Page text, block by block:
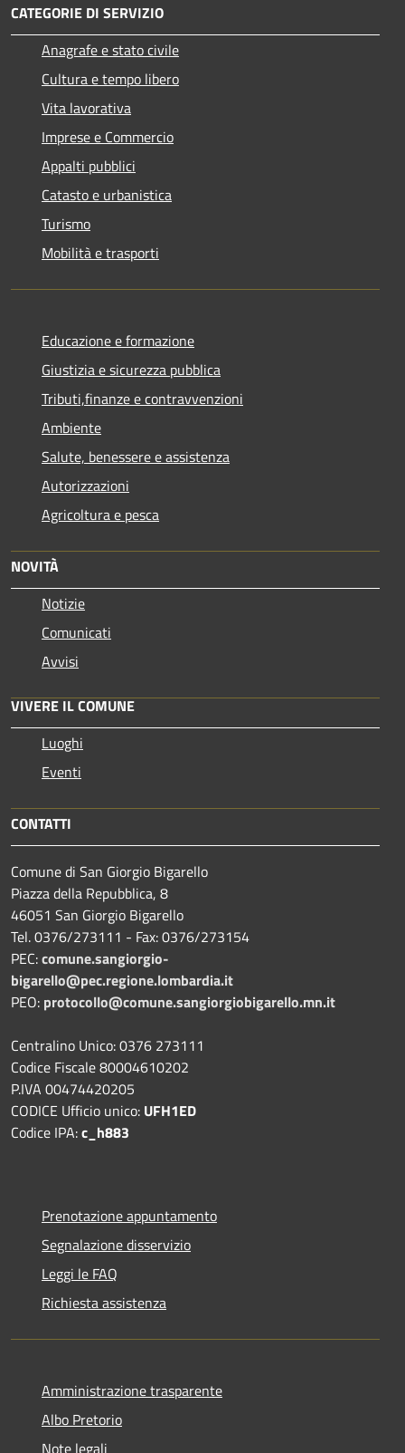
CATEGORIE DI SERVIZIO
Anagrafe e stato civile
Cultura e tempo libero
Vita lavorativa
Imprese e Commercio
Appalti pubblici
Catasto e urbanistica
Turismo
Mobilità e trasporti
Educazione e formazione
Giustizia e sicurezza pubblica
Tributi,finanze e contravvenzioni
Ambiente
Salute, benessere e assistenza
Autorizzazioni
Agricoltura e pesca
NOVITÀ
Notizie
Comunicati
Avvisi
VIVERE IL COMUNE
Luoghi
Eventi
CONTATTI
Comune di San Giorgio Bigarello
Piazza della Repubblica, 8
46051 San Giorgio Bigarello
Tel. 0376/273111 - Fax: 0376/273154
PEC:comune.sangiorgio-
bigarello@pec.regione.lombardia.it
PEO: protocollo@comune.sangiorgiobigarello.mn.it
Centralino Unico: 0376 273111
Codice Fiscale 80004610202
P.IVA 00474420205
CODICE Ufficio unico: UFH1ED
Codice IPA:c_h883
Prenotazione appuntamento
Segnalazione disservizio
Leggi le FAQ
Richiesta assistenza
Amministrazione trasparente
Albo Pretorio
Note legali